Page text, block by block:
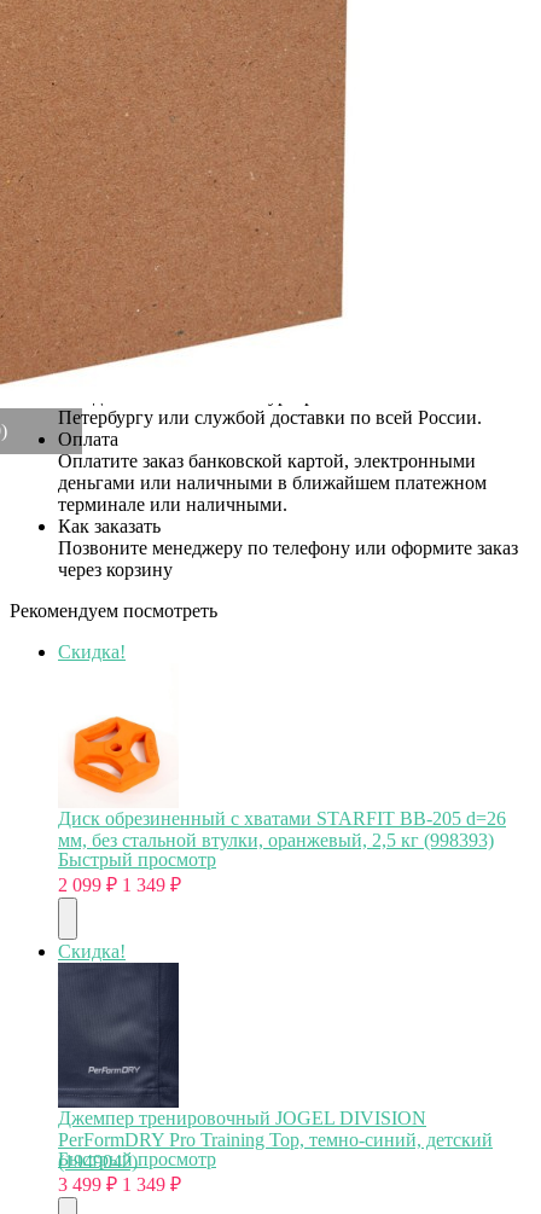
Купить Ваза 18*11*28,5 см Bronco (112-670)
Артикул: 112-670(U)
Этот товар недоступен для заказа
Информация о доставке
Эль-Монте
Прочее
Служба доставки СДЭК
Самовывоз
ПВЗ СДЭК
Преимущества для клиентов
Закзать в интернет-магазине
Вступайте в ряды довольных клиентов! Создавайте
Вашу территорию уюта!
Доставка
Петербургу или службой доставки по всей России.
Оплата
Оплатите заказ банковской картой, электронными
деньгами или наличными в ближайшем платежном
терминале или наличными.
Как заказать
Позвоните менеджеру по телефону или оформите заказ
через корзину
Рекомендуем посмотреть
Скидка!
Диск обрезиненный с хватами STARFIT BB-205 d=26
мм, без стальной втулки, оранжевый, 2,5 кг (998393)
Быстрый просмотр
2 099 ₽ 1 349 ₽
Скидка!
Джемпер тренировочный JOGEL DIVISION
PerFormDRY Pro Training Top, темно-синий, детский
(1949042)
Быстрый просмотр
3 499 ₽ 1 349 ₽